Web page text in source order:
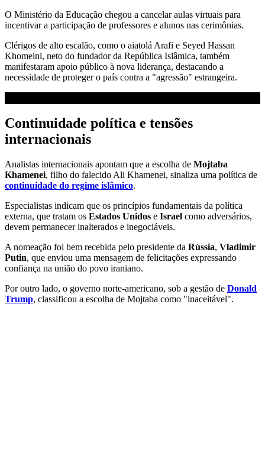
O Ministério da Educação chegou a cancelar aulas virtuais para
incentivar a participação de professores e alunos nas cerimônias.
Clérigos de alto escalão, como o aiatolá Arafi e Seyed Hassan
Khomeini, neto do fundador da República Islâmica, também
manifestaram apoio público à nova liderança, destacando a
necessidade de proteger o país contra a "agressão" estrangeira.
Continuidade política e tensões
internacionais
Analistas internacionais apontam que a escolha de Mojtaba
Khamenei, filho do falecido Ali Khamenei, sinaliza uma política de
continuidade do regime islâmico.
Especialistas indicam que os princípios fundamentais da política
externa, que tratam os Estados Unidos e Israel como adversários,
devem permanecer inalterados e inegociáveis.
A nomeação foi bem recebida pelo presidente da Rússia, Vladimir
Putin, que enviou uma mensagem de felicitações expressando
confiança na união do povo iraniano.
Por outro lado, o governo norte-americano, sob a gestão de Donald
Trump, classificou a escolha de Mojtaba como "inaceitável".